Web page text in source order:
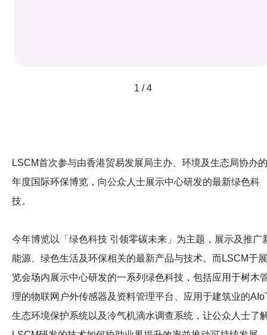
1 / 4
LSCM首次参与由香港贸易发展局主办、环境及生态局协办的
年度国际环保博览，向公众人士展示中心研发的最新绿色科
技。
今年博览以「绿色科技 引领零碳未来」为主题，展示及推广
能源、绿色生活及环保相关的最新产品与技术。 而LSCM于展
览会场内展示中心研发的一系列绿色科技，包括应用于树木
理的物联网户外传感器及资料管理平台
、应用于建筑业的
生态环境保护系统以及冷气机滴水调查系统，让公众人士了